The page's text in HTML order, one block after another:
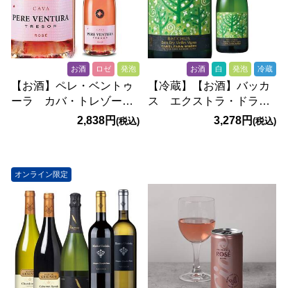
お酒 ロゼ 発泡
【お酒】ペレ・ベントゥ
ーラ カバ・トレゾー
ル ロゼ ブリュット
2,838円(税込)
お酒 白 発泡 冷蔵
【冷蔵】【お酒】バッカ
ス エクストラ・ドライ
2024 ヴィエイユ・ヴィ
3,278円 (税込)
オンライン限定